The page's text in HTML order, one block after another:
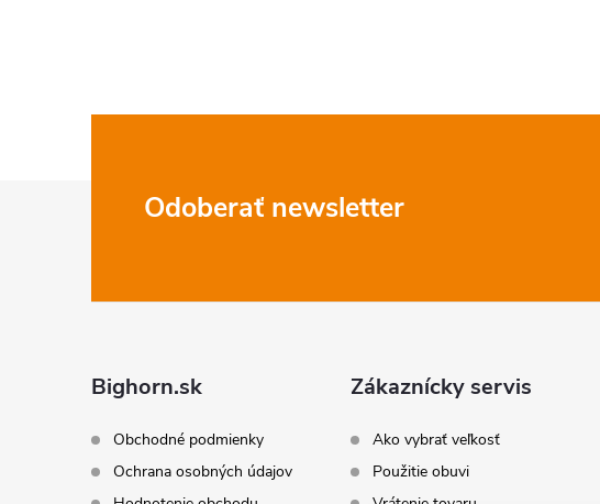
e
v
p
Odoberať newsletter
Bighorn.sk
Obchodné podmienky
Ochrana osobných údajov
Zákaznícky servis
Ako vybrať veľkosť
Použitie obuvi